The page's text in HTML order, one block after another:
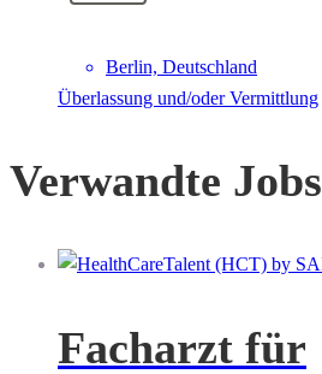
Berlin, Deutschland
Überlassung und/oder Vermittlung
Verwandte Jobs
Facharzt für